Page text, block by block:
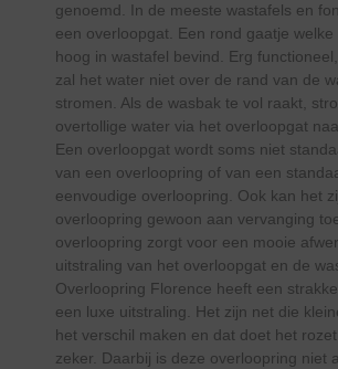
genoemd. In de meeste wastafels en
een overloopgat. Een rond gaatje welke
hoog in wastafel bevind. Erg
zal het water niet over de rand van de
stromen. Als de wasbak te vol raakt,
overtollige water via het overloopgat
Een overloopgat wordt soms niet
van een overloopring of van een
eenvoudige overloopring. Ook kan het
overloopring gewoon aan vervanging
overloopring zorgt voor een mooie
uitstraling van het overloopgat en de
Overloopring Florence heeft een
een luxe uitstraling. Het zijn net die
het verschil maken en dat doet het
zeker. Daarbij is deze overloopring niet